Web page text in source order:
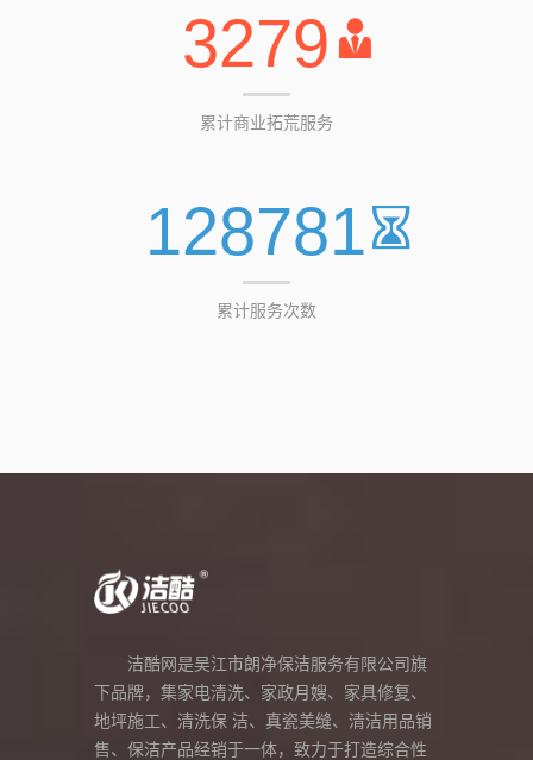
3279
累计商业拓荒服务
128781
累计服务次数
洁酷网是吴江市朗净保洁服务有限公司旗
下品牌，集家电清洗、家政月嫂、家具修复、
地坪施工、清洗保 洁、真瓷美缝、清洁用品销
售、保洁产品经销于一体，致力于打造综合性